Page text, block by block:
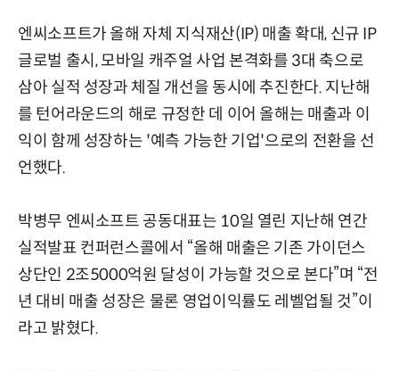
엔씨소프트가 올해 자체 지식재산(IP) 매출 확대, 신규 IP
글로벌 출시, 모바일 캐주얼 사업 본격화를 3대 축으로
삼아 실적 성장과 체질 개선을 동시에 추진한다. 지난해
를 턴어라운드의 해로 규정한 데 이어 올해는 매출과 이
익이 함께 성장하는 '예측 가능한 기업'으로의 전환을 선
언했다.
박병무 엔씨소프트 공동대표는 10일 열린 지난해 연간
실적발표 컨퍼런스콜에서 “올해 매출은 기존 가이던스
상단인 2조5000억원 달성이 가능할 것으로 본다”며 “전
년 대비 매출 성장은 물론 영업이익률도 레벨업될 것”이
라고 밝혔다.